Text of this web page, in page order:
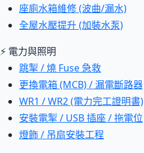
座廁水箱維修 (波曲/漏水)
全屋水壓提升 (加裝水泵)
⚡ 電力與照明
跳掣 / 燒 Fuse 急救
更換電箱 (MCB) / 漏電斷路器
WR1 / WR2 (電力完工證明書)
安裝電掣 / USB 插座 / 拖電位
燈飾 / 吊扇安裝工程